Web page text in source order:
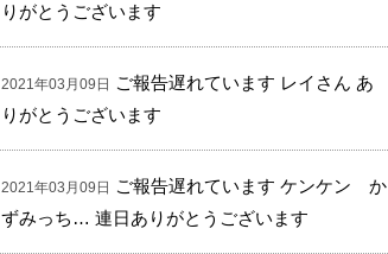
りがとうございます
2021年03月09日
ご報告遅れています レイさん あ
りがとうございます
2021年03月09日
ご報告遅れています ケンケン か
ずみっち… 連日ありがとうございます